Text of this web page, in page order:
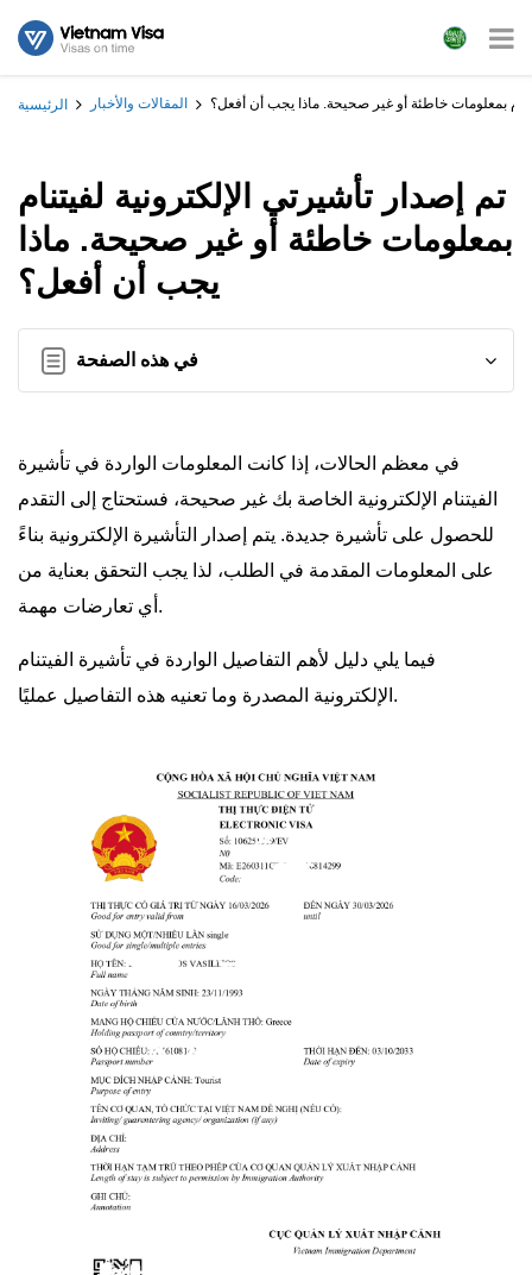
الرئيسية المقالات والأخبار بمعلومات خاطئة أو غير صحيحة. ماذا يجب أن أفعل؟
تم إصدار تأشيرتي الإلكترونية لفيتنام
بمعلومات خاطئة أو غير صحيحة. ماذا
يجب أن أفعل؟
في هذه الصفحة
في معظم الحالات، إذا كانت المعلومات الواردة في تأشيرة
الفيتنام الإلكترونية الخاصة بك غير صحيحة، فستحتاج إلى التقدم
للحصول على تأشيرة جديدة. يتم إصدار التأشيرة الإلكترونية بناءً
على المعلومات المقدمة في الطلب، لذا يجب التحقق بعناية من
أي تعارضات مهمة.
فيما يلي دليل لأهم التفاصيل الواردة في تأشيرة الفيتنام
الإلكترونية المصدرة وما تعنيه هذه التفاصيل عمليًا.